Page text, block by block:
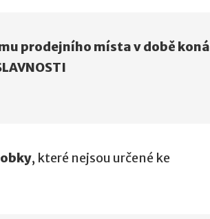
prodejního místa v době
, které nejsou určené ke